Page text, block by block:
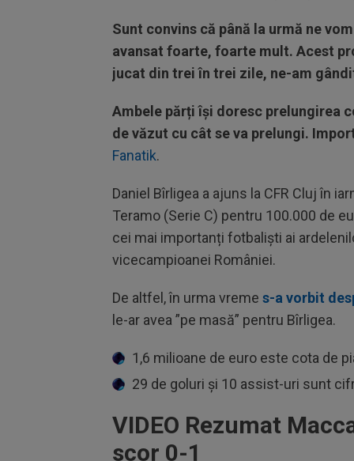
Sunt convins că până la urmă ne
avansat foarte, foarte mult. Acest
jucat din trei în trei zile, ne-am
Ambele părți își doresc prelungirea
de văzut cu cât se va prelungi.
Fanatik.
Daniel Bîrligea a ajuns la CFR Cluj în
Teramo (Serie C) pentru 100.000 de
cei mai importanți fotbaliști ai
vicecampioanei României.
De altfel, în urma vreme s-a vorbit
le-ar avea ”pe masă” pentru Bîrligea.
1,6 milioane de euro este cota de
29 de goluri și 10 assist-uri sunt
VIDEO Rezumat
scor 0-1